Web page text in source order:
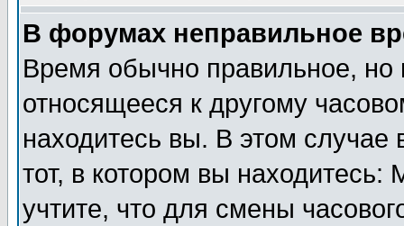
В форумах неправильное
Время обычно правильное,
относящееся к другому
находитесь вы. В этом
тот, в котором вы
учтите, что для смены